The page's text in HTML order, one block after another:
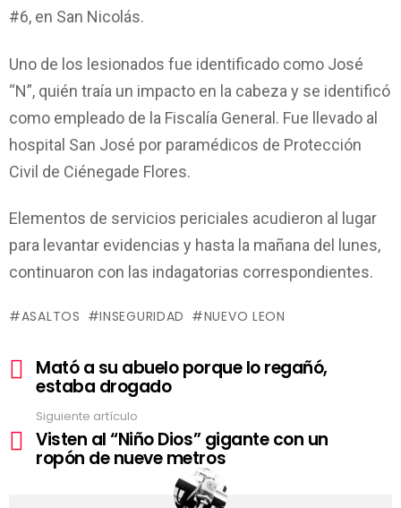
#6, en San Nicolás.
Uno de los lesionados fue identificado como José
“N”, quién traía un impacto en la cabeza y se identificó
como empleado de la Fiscalía General. Fue llevado al
hospital San José por paramédicos de Protección
Civil de Ciénegade Flores.
Elementos de servicios periciales acudieron al lugar
para levantar evidencias y hasta la mañana del lunes,
continuaron con las indagatorias correspondientes.
ASALTOS INSEGURIDAD NUEVO LEON
Ver
más
Mató a su abuelo porque lo regañó,
estaba drogado
Siguiente artículo
Visten al “Niño Dios” gigante con un
ropón de nueve metros